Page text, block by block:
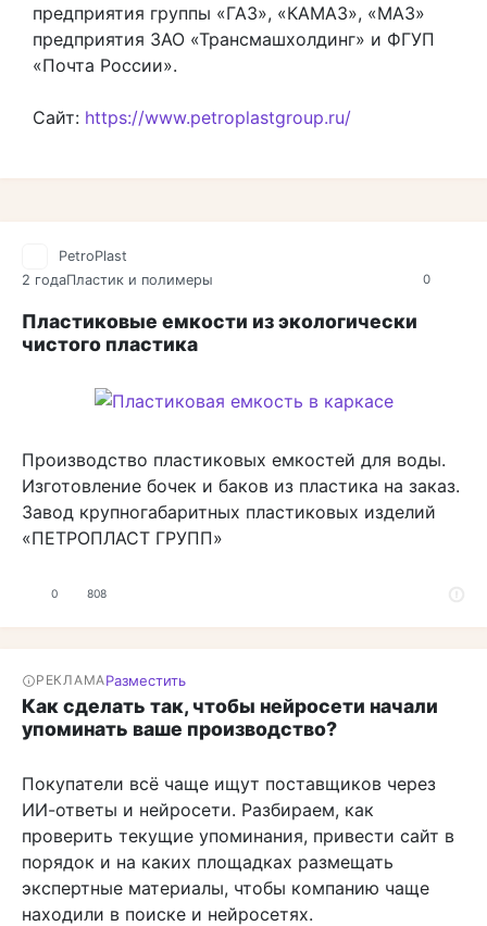
предприятия группы «ГАЗ», «КАМАЗ», «МАЗ»
предприятия ЗАО «Трансмашхолдинг» и ФГУП
«Почта России».
Сайт: https://www.petroplastgroup.ru/
0
PetroPlast
2 годаПластик и полимеры
Пластиковые емкости из экологически
чистого пластика
Производство пластиковых емкостей для воды.
Изготовление бочек и баков из пластика на заказ.
Завод крупногабаритных пластиковых изделий
«ПЕТРОПЛАСТ ГРУПП»
0 808
РЕКЛАМАРазместить
Как сделать так, чтобы нейросети начали
упоминать ваше производство?
Покупатели всё чаще ищут поставщиков через
ИИ-ответы и нейросети. Разбираем, как
проверить текущие упоминания, привести сайт в
порядок и на каких площадках размещать
экспертные материалы, чтобы компанию чаще
находили в поиске и нейросетях.